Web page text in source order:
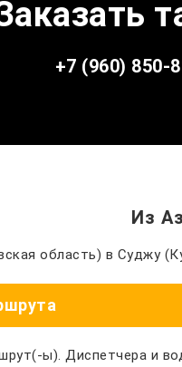
+7 (960) 850-
Из
область) в Суджу
ы). Диспетчера и